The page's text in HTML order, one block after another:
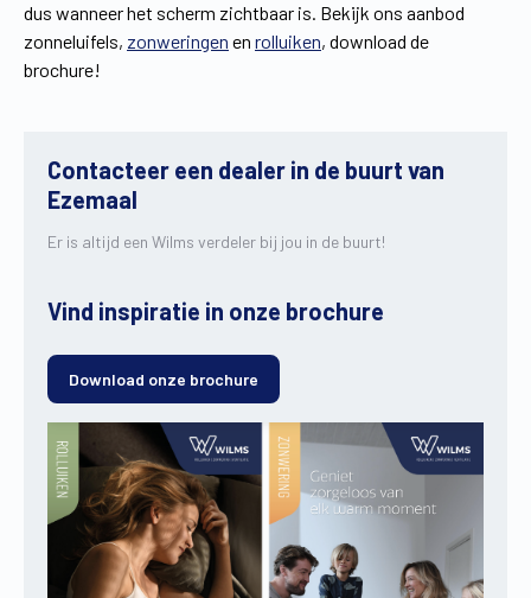
dus wanneer het scherm zichtbaar is. Bekijk ons aanbod
zonneluifels, zonweringen en rolluiken, download de
brochure!
Contacteer een dealer in de buurt van
Ezemaal
Er is altijd een Wilms verdeler bij jou in de buurt!
Vind inspiratie in onze brochure
Download onze brochure